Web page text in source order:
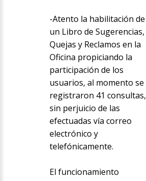
-Atento la habilitación de
un Libro de Sugerencias,
Quejas y Reclamos en la
Oficina propiciando la
participación de los
usuarios, al momento se
registraron 41 consultas,
sin perjuicio de las
efectuadas vía correo
electrónico y
telefónicamente.
El funcionamiento